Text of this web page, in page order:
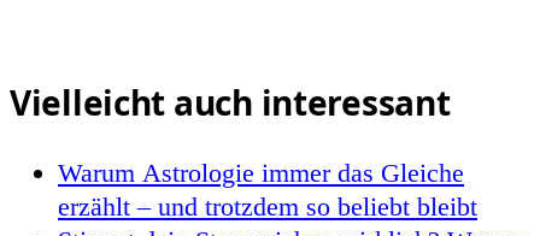
Vielleicht auch interessant
Warum Astrologie immer das Gleiche
erzählt – und trotzdem so beliebt bleibt